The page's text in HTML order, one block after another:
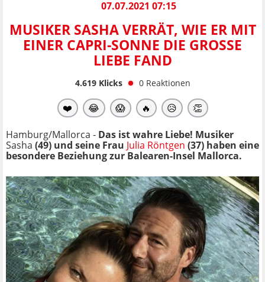
07.07.2021 07:15
MUSIKER SASHA VERRÄT, WIE ER MIT
EINER CAPRI-SONNE DIE GROSSE L
IEBE FAND
4.619Klicks 0 Reaktionen
❤️ 😂 😱 🔥 😥 👏
Hamburg/Mallorca - Das ist wahre Liebe! Musiker
Sasha (49) und seine Frau Julia Röntgen (37) haben eine
besondere Beziehung zur Balearen-Insel Mallorca.